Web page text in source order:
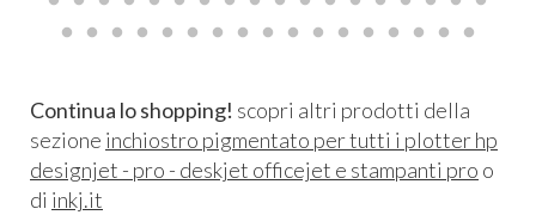
Continua lo shopping! scopri altri prodotti della
sezione inchiostro pigmentato per tutti i plotter hp
designjet - pro - deskjet officejet e stampanti pro o
di inkj.it